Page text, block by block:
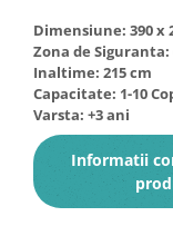
Dimensiune: 390 x
Zona de Siguranta:
Inaltime: 215 cm
Capacitate: 1-10
Varsta: +3 ani
Informatii